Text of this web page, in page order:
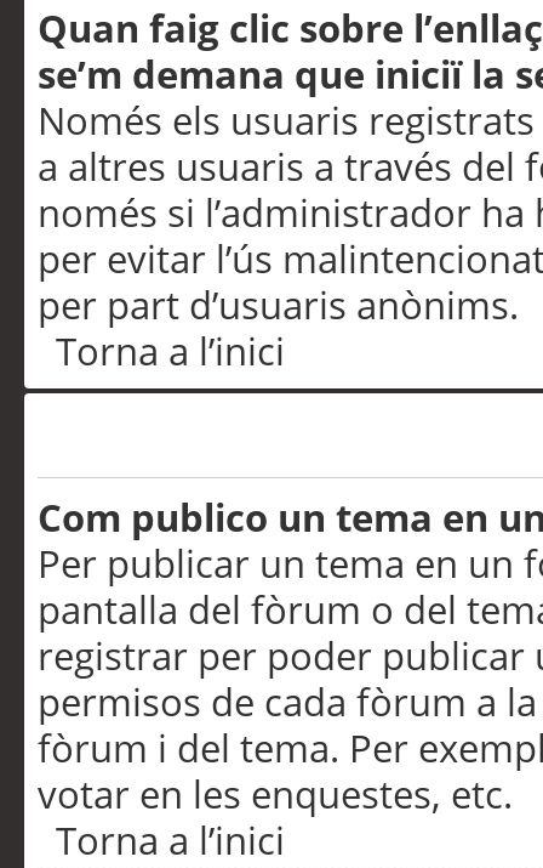
Quan faig clic sobre
se’m demana que iniciï la
Només els usuaris
a altres usuaris a través
només si l’administrador
per evitar l’ús
per part d’usuaris anònims.
Torna a l’inici
Com publico un tema en
Per publicar un tema en un
pantalla del fòrum o del
registrar per poder publicar
permisos de cada fòrum a
fòrum i del tema. Per
votar en les enquestes, etc.
Torna a l’inici